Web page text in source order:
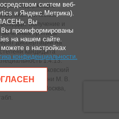
содержащие
биологических
сердца: получение и
тритием
диссертации на
кандидата
1.4.13.
Тяньи ; [Московский
имени М. В.
‒ Москва,
систем веб-
и Яндекс.Метрика).
Вы
Вы проинформированы
на нашем сайте.
в настройках
конфиденциальности.